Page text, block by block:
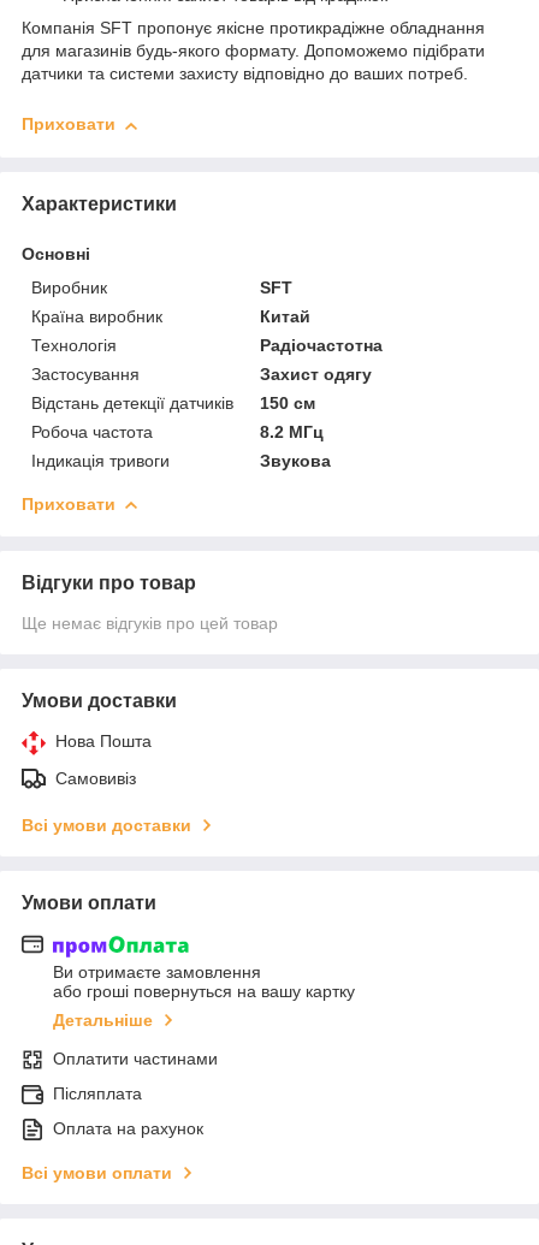
Компанія SFT пропонує якісне протикрадіжне обладнання
для магазинів будь-якого формату. Допоможемо підібрати
датчики та системи захисту відповідно до ваших потреб.
Приховати
Характеристики
Основні
Виробник
SFT
Країна виробник
Китай
Технологія
Радіочастотна
Застосування
Захист одягу
Відстань детекції датчиків
150 см
Робоча частота
8.2 МГц
Індикація тривоги
Звукова
Приховати
Відгуки про товар
Ще немає відгуків про цей товар
Умови доставки
Нова Пошта
Самовивіз
Всі умови доставки
Умови оплати
Ви отримаєте замовлення
або гроші повернуться на вашу картку
Детальніше
Оплатити частинами
Післяплата
Оплата на рахунок
Всі умови оплати